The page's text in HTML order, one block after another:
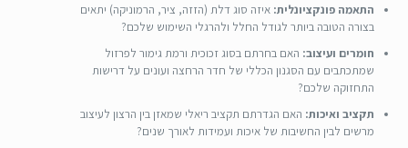
התאמה פונקציונלית: איזה סוג דלת (הזזה, ציר, הרמוניקה) יתאים
בצורה הטובה ביותר לגודל החלל ולהרגלי השימוש שלכם?
חומרים ועיצוב: האם בחרתם בסוג זכוכית ורמת גימור לפרזול
שמתכתבים עם הסגנון הכללי של חדר הרחצה ועונים על דרישות
התחזוקה שלכם?
תקציב ואיכות: האם הגדרתם תקציב ריאלי שמאזן בין הרצון לעיצוב
מרשים לבין החשיבות של איכות ועמידות לאורך שנים?